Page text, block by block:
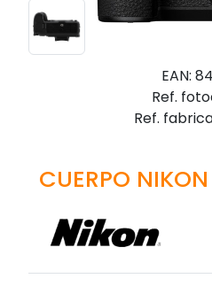
EAN:
Ref.
Ref.
CUERPO